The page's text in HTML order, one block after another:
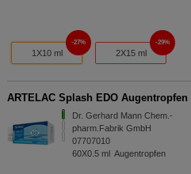
1X10 ml
27%
2X15 ml
29%
ARTELAC Splash EDO Augentropfen
Dr. Gerhard Mann Chem.-
pharm.Fabrik GmbH
07707010
60X0.5 ml Augentropfen